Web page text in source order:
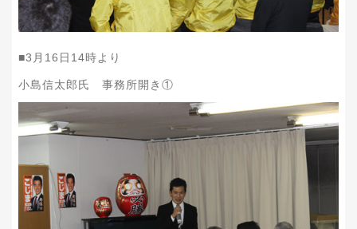
■3 月 16 日 14時より
小島信太郎氏 事務所開き①